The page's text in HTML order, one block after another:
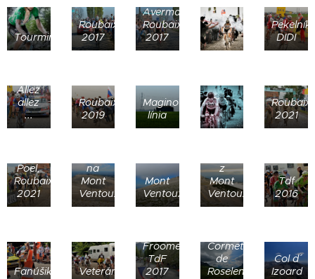
Tourminátor
Roubaix
2017
Avermaet,
Roubaix
2017
Pekelník
DIDI
Allez
allez
...
Roubaix
2019
Maginotova
línia
Roubaix
2021
Poel,
Roubaix
2021
na
Mont
Ventoux
Mont
Ventoux
z
Mont
Ventoux
Tdf
2016
Fanúšikovia Veteráni
Froome,
TdF
2017
Cormet
de
Roselend
Col d´
Izoard